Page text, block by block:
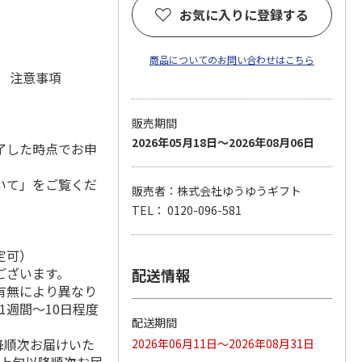
注意事項
た時点でお申
て」をご覧くだ
）
います。
により異なり
週間～10日程度
次お届けいた
お気に入りに登録する
商品についてのお問い合わせはこちら
販売期間
2026年05月18日～2026年08月06日
販売者：株式会社ゆうゆうギフト
TEL： 0120-096-581
配送情報
配送期間
2026年06月11日～2026年08月31日